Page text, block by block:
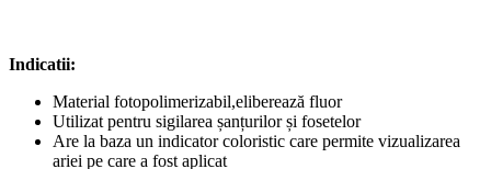
Indicatii:
Material fotopolimerizabil,eliberează fluor
Utilizat pentru sigilarea șanțurilor și fosetelor
Are la baza un indicator coloristic care permite vizualizarea
ariei pe care a fost aplicat